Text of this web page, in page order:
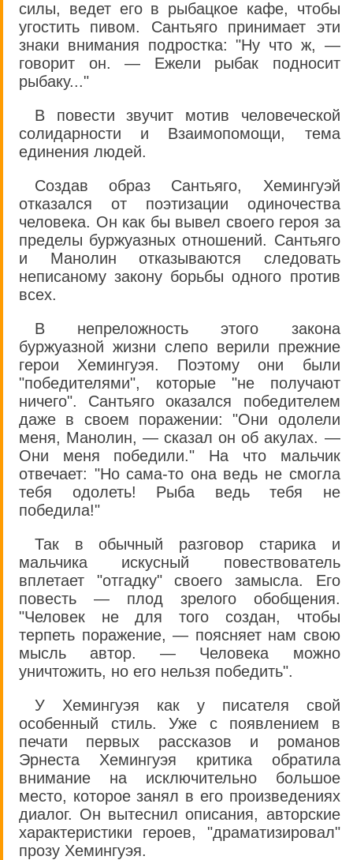
силы, ведет его в рыбацкое кафе, чтобы
угостить пивом. Сантьяго принимает эти
знаки внимания подростка: "Ну что ж, —
говорит он. — Ежели рыбак подносит
рыбаку..."
В повести звучит мотив человеческой
солидарности и Взаимопомощи, тема
единения людей.
Создав образ Сантьяго, Хемингуэй
отказался от поэтизации одиночества
человека. Он как бы вывел своего героя за
пределы буржуазных отношений. Сантьяго
и Манолин отказываются следовать
неписаному закону борьбы одного против
всех.
В непреложность этого закона
буржуазной жизни слепо верили прежние
герои Хемингуэя. Поэтому они были
"победителями", которые "не получают
ничего". Сантьяго оказался победителем
даже в своем поражении: "Они одолели
меня, Манолин, — сказал он об акулах. —
Они меня победили." На что мальчик
отвечает: "Но сама-то она ведь не смогла
тебя одолеть! Рыба ведь тебя не
победила!"
Так в обычный разговор старика и
мальчика искусный повествователь
вплетает "отгадку" своего замысла. Его
повесть — плод зрелого обобщения.
"Человек не для того создан, чтобы
терпеть поражение, — поясняет нам свою
мысль автор. — Человека можно
уничтожить, но его нельзя победить".
У Хемингуэя как у писателя свой
особенный стиль. Уже с появлением в
печати первых рассказов и романов
Эрнеста Хемингуэя критика обратила
внимание на исключительно большое
место, которое занял в его произведениях
диалог. Он вытеснил описания, авторские
характеристики героев, "драматизировал"
прозу Хемингуэя.